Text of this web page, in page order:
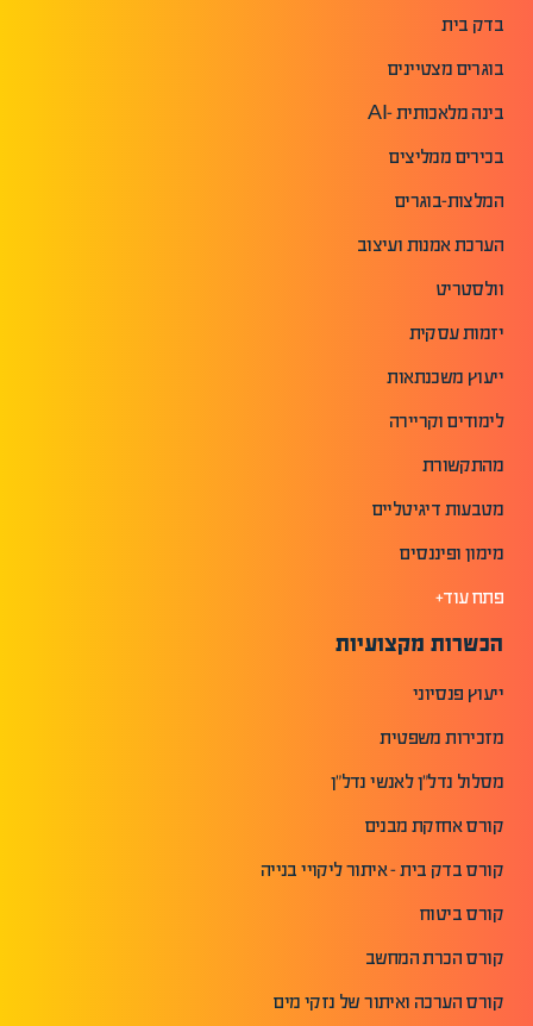
בדק בית
בוגרים מצטיינים
בינה מלאכותית -AI
בכירים ממליצים
המלצות-בוגרים
הערכת אמנות ועיצוב
וולסטריט
יזמות עסקית
ייעוץ משכנתאות
לימודים וקריירה
מהתקשורת
מטבעות דיגיטליים
מימון ופיננסים
פתח עוד+
הכשרות מקצועיות
ייעוץ פנסיוני
מזכירות משפטית
מסלול נדל"ן לאנשי נדל"ן
קורס אחזקת מבנים
קורס בדק בית - איתור ליקויי בנייה
קורס ביטוח
קורס הכרת המחשב
קורס הערכה ואיתור של נזקי מים